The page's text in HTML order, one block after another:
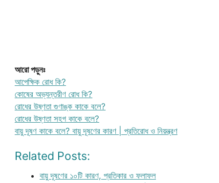
আরো পড়ুনঃ
আপেক্ষিক রোধ কি?
কোষের অভ্যন্তরীণ রোধ কি?
রোধের উষ্ণতা গুণাঙ্ক কাকে বলে?
রোধের উষ্ণতা সহগ কাকে বলে?
বায়ু দূষণ কাকে বলে? বায়ু দূষণের কারণ | প্রতিরোধ ও নিয়ন্ত্রণ
Related Posts:
বায়ু দূষণের ১০টি কারণ, প্রতিকার ও ফলাফল